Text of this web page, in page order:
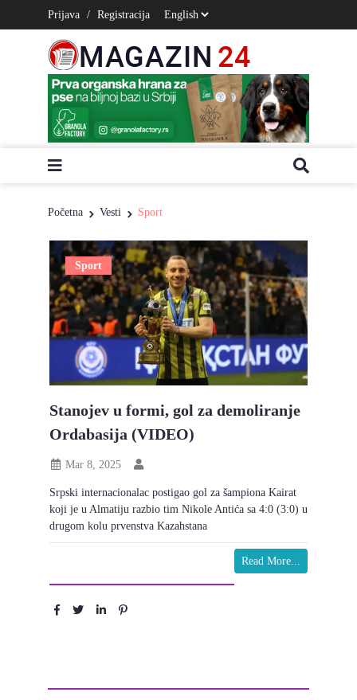
Prijava / Registracija
Početna Vesti Sport
Sport
Stanojev u formi, gol za demoliranje
Ordabasija (VIDEO)
Mar 8, 2025
Srpski internacionalac postigao gol za šampiona Kairat
koji je u Almatiju razbio tim Nikole Antića sa 4:0 (3:0) u
drugom kolu prvenstva Kazahstana
Read More...